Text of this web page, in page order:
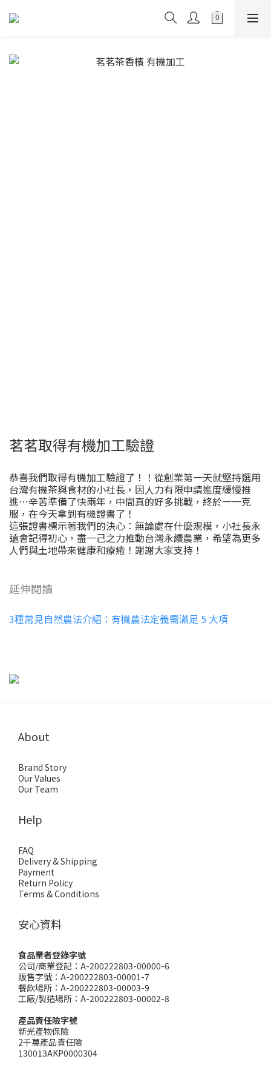
茗茗取得有機加工驗證
恭喜我們取得有機加工驗證了！！從創業第一天就堅持選用
台灣有機茶與食材的小社長，因人力有限申請進度緩慢推
進⋯辛苦準備了快兩年，中間真的好多挑戰，終於一一克
服，在今天拿到有機證書了！
這張證書標示著我們的決心：無論處在什麼規模，小社長永
遠會記得初心，盡一己之力推動台灣永續農業，希望為更多
人們與土地帶來健康和療癒！謝謝大家支持！
延伸閱讀
3種常見自然農法介紹：有機農法定義需滿足 5 大項
About
Brand Story
Our Values
Our Team
Help
FAQ
Delivery & Shipping
Payment
Return Policy
Terms & Conditions
安心資料
食品業者登錄字號
公司/商業登記：A-200222803-00000-6
販售字號：A-200222803-00001-7
餐飲場所：A-200222803-00003-9
工廠/製造場所：A-200222803-00002-8
產品責任險字號
新光產物保險
2千萬產品責任險
130013AKP0000304